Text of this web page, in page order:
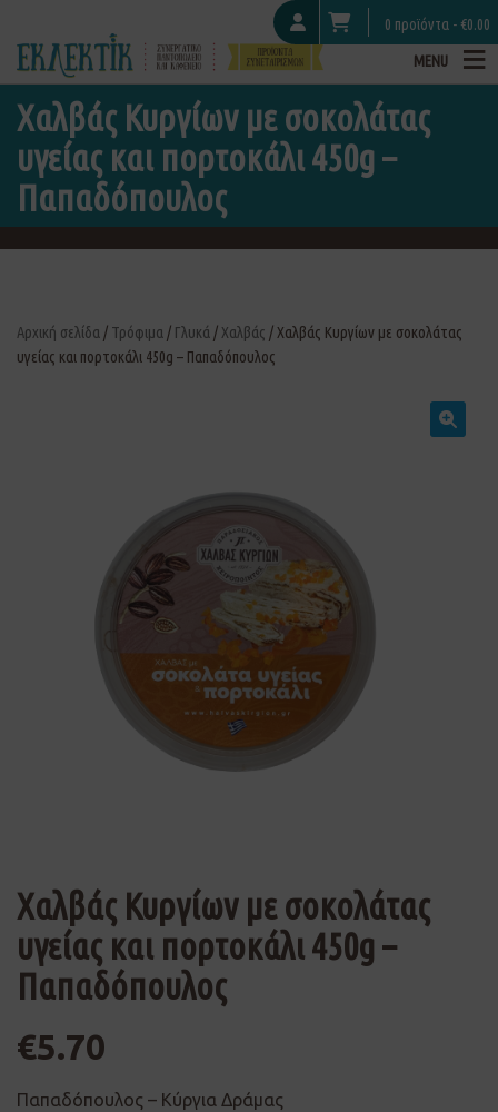
0 προϊόντα - €0.00
MENU
Χαλβάς Κυργίων με σοκολάτας
υγείας και πορτοκάλι 450g –
Παπαδόπουλος
Αρχική σελίδα / Τρόφιμα / Γλυκά / Χαλβάς / Χαλβάς Κυργίων με σοκολάτας
υγείας και πορτοκάλι 450g – Παπαδόπουλος
Χαλβάς Κυργίων με σοκολάτας
υγείας και πορτοκάλι 450g –
Παπαδόπουλος
€5.70
Παπαδόπουλος – Κύργια Δράμας